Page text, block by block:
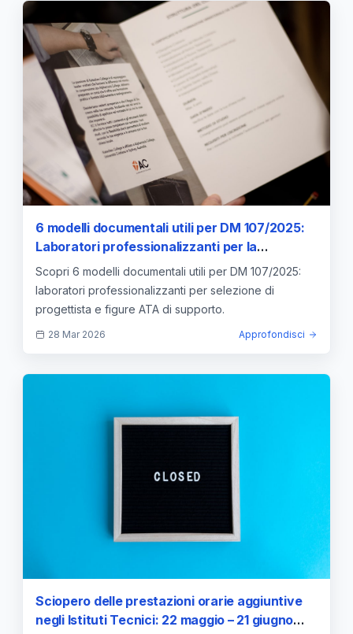
6 modelli documentali utili per DM 107/2025:
Laboratori professionalizzanti per la
selezione di progettista e figure ATA di
supporto al progetto — approfondimento e
guida
Scopri 6 modelli documentali utili per DM 107/2025:
laboratori professionalizzanti per selezione di
progettista e figure ATA di supporto.
28 Mar 2026 Approfondisci
Sciopero delle prestazioni orarie aggiuntive
negli Istituti Tecnici: 22 maggio – 21 giugno